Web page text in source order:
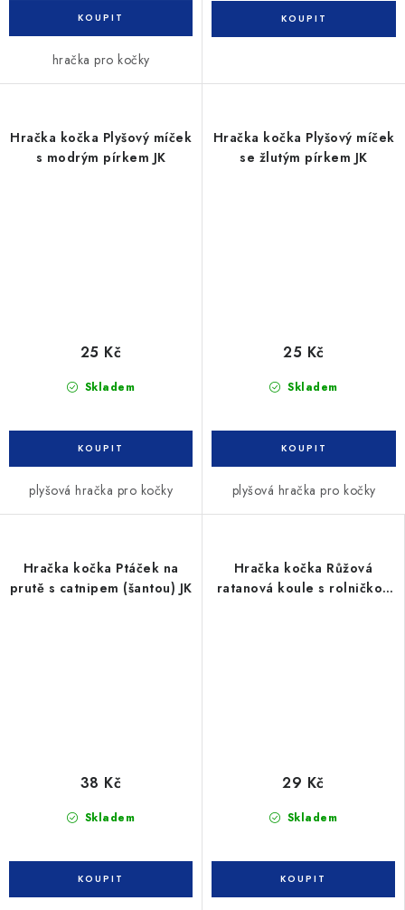
hračka pro kočky
Hračka kočka Plyšový míček
s modrým pírkem JK
Skladem
25 Kč
plyšová hračka pro kočky
Hračka kočka Plyšový míček
se žlutým pírkem JK
Skladem
25 Kč
plyšová hračka pro kočky
Hračka kočka Ptáček na
prutě s catnipem (šantou) JK
Skladem
38 Kč
Hračka kočka Růžová
ratanová koule s rolničkou
Skladem
29 Kč